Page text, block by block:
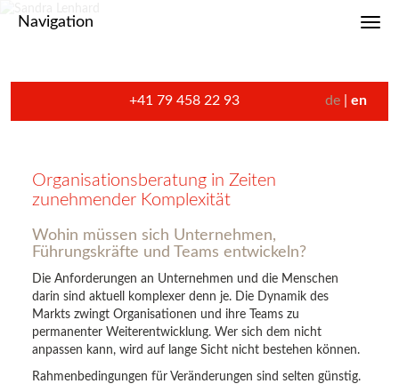
Navigation
+41 79 458 22 93 de en
Organisationsberatung in Zeiten
zunehmender Komplexität
Wohin müssen sich Unternehmen,
Führungskräfte und Teams entwickeln?
Die Anforderungen an Unternehmen und die Menschen
darin sind aktuell komplexer denn je. Die Dynamik des
Markts zwingt Organisationen und ihre Teams zu
permanenter Weiterentwicklung. Wer sich dem nicht
anpassen kann, wird auf lange Sicht nicht bestehen können.
Rahmenbedingungen für Veränderungen sind selten günstig.